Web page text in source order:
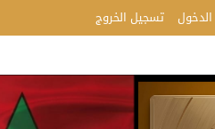
تسجيل الخروج